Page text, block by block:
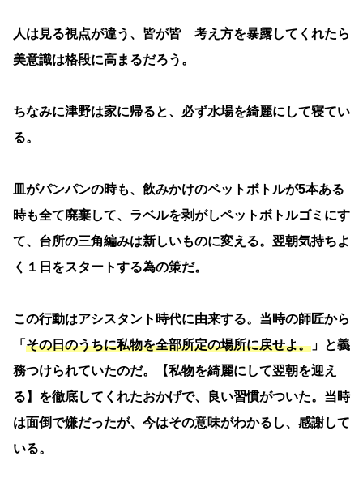
人は見る視点が違う、皆が皆 考え方を暴露してくれたら
美意識は格段に高まるだろう。
ちなみに津野は家に帰ると、必ず水場を綺麗にして寝てい
る。
皿がパンパンの時も、飲みかけのペットボトルが5本ある
時も全て廃棄して、ラベルを剥がしペットボトルゴミにす
て、台所の三角編みは新しいものに変える。翌朝気持ちよ
く１日をスタートする為の策だ。
この行動はアシスタント時代に由来する。当時の師匠から
「 その日のうちに私物を全部所定の場所に戻せよ。 」と義
務つけられていたのだ。【私物を綺麗にして翌朝を迎え
る】を徹底してくれたおかげで、良い習慣がついた。当時
は面倒で嫌だったが、今はその意味がわかるし、感謝して
いる。